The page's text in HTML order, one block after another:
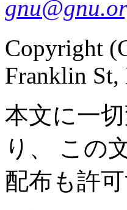
Copyright
Franklin
本文に一
り、 この
配布も許可